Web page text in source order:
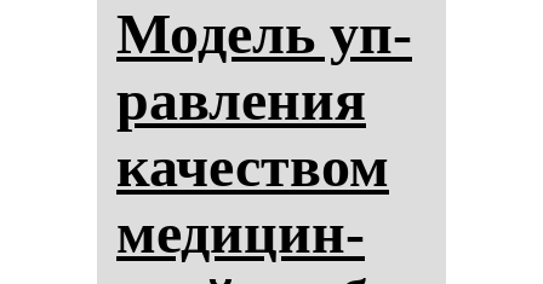
Мо­дель уп­
рав­ле­ния
ка­чес­твом
ме­ди­цин­